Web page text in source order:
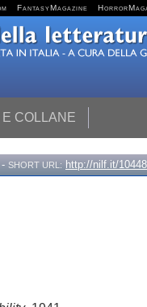
FantasyMagazine
E COLLANE
- SHORT URL: http://nilf.it/